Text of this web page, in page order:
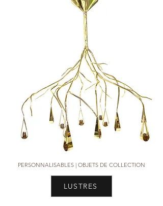
PERSONNALISABLES | OBJETS DE COLLECTION
LUSTRES